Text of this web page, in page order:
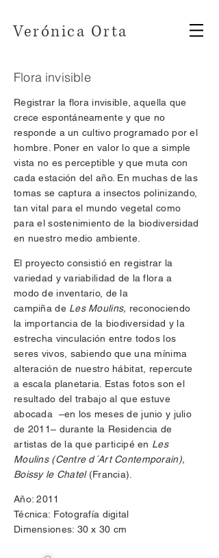
Verónica Orta
Flora invisible
Registrar la flora invisible, aquella que
crece espontáneamente y que no
responde a un cultivo programado por el
hombre. Poner en valor lo que a simple
vista no es perceptible y que muta con
cada estación del año. En muchas de las
tomas se captura a insectos polinizando,
tan vital para el mundo vegetal como
para el sostenimiento de la biodiversidad
en nuestro medio ambiente.
El proyecto consistió en registrar la
variedad y variabilidad de la flora a
modo de inventario, de la
campiña de Les Moulins, reconociendo
la importancia de la biodiversidad y la
estrecha vinculación entre todos los
seres vivos, sabiendo que una mínima
alteración de nuestro hábitat, repercute
a escala planetaria. Estas fotos son el
resultado del trabajo al que estuve
abocada –en los meses de junio y julio
de 2011– durante la Residencia de
artistas de la que participé en Les
Moulins (Centre d´Art Contemporain),
Boissy le Chatel(Francia).
Año: 2011
Técnica: Fotografía digital
Dimensiones: 30 x 30 cm